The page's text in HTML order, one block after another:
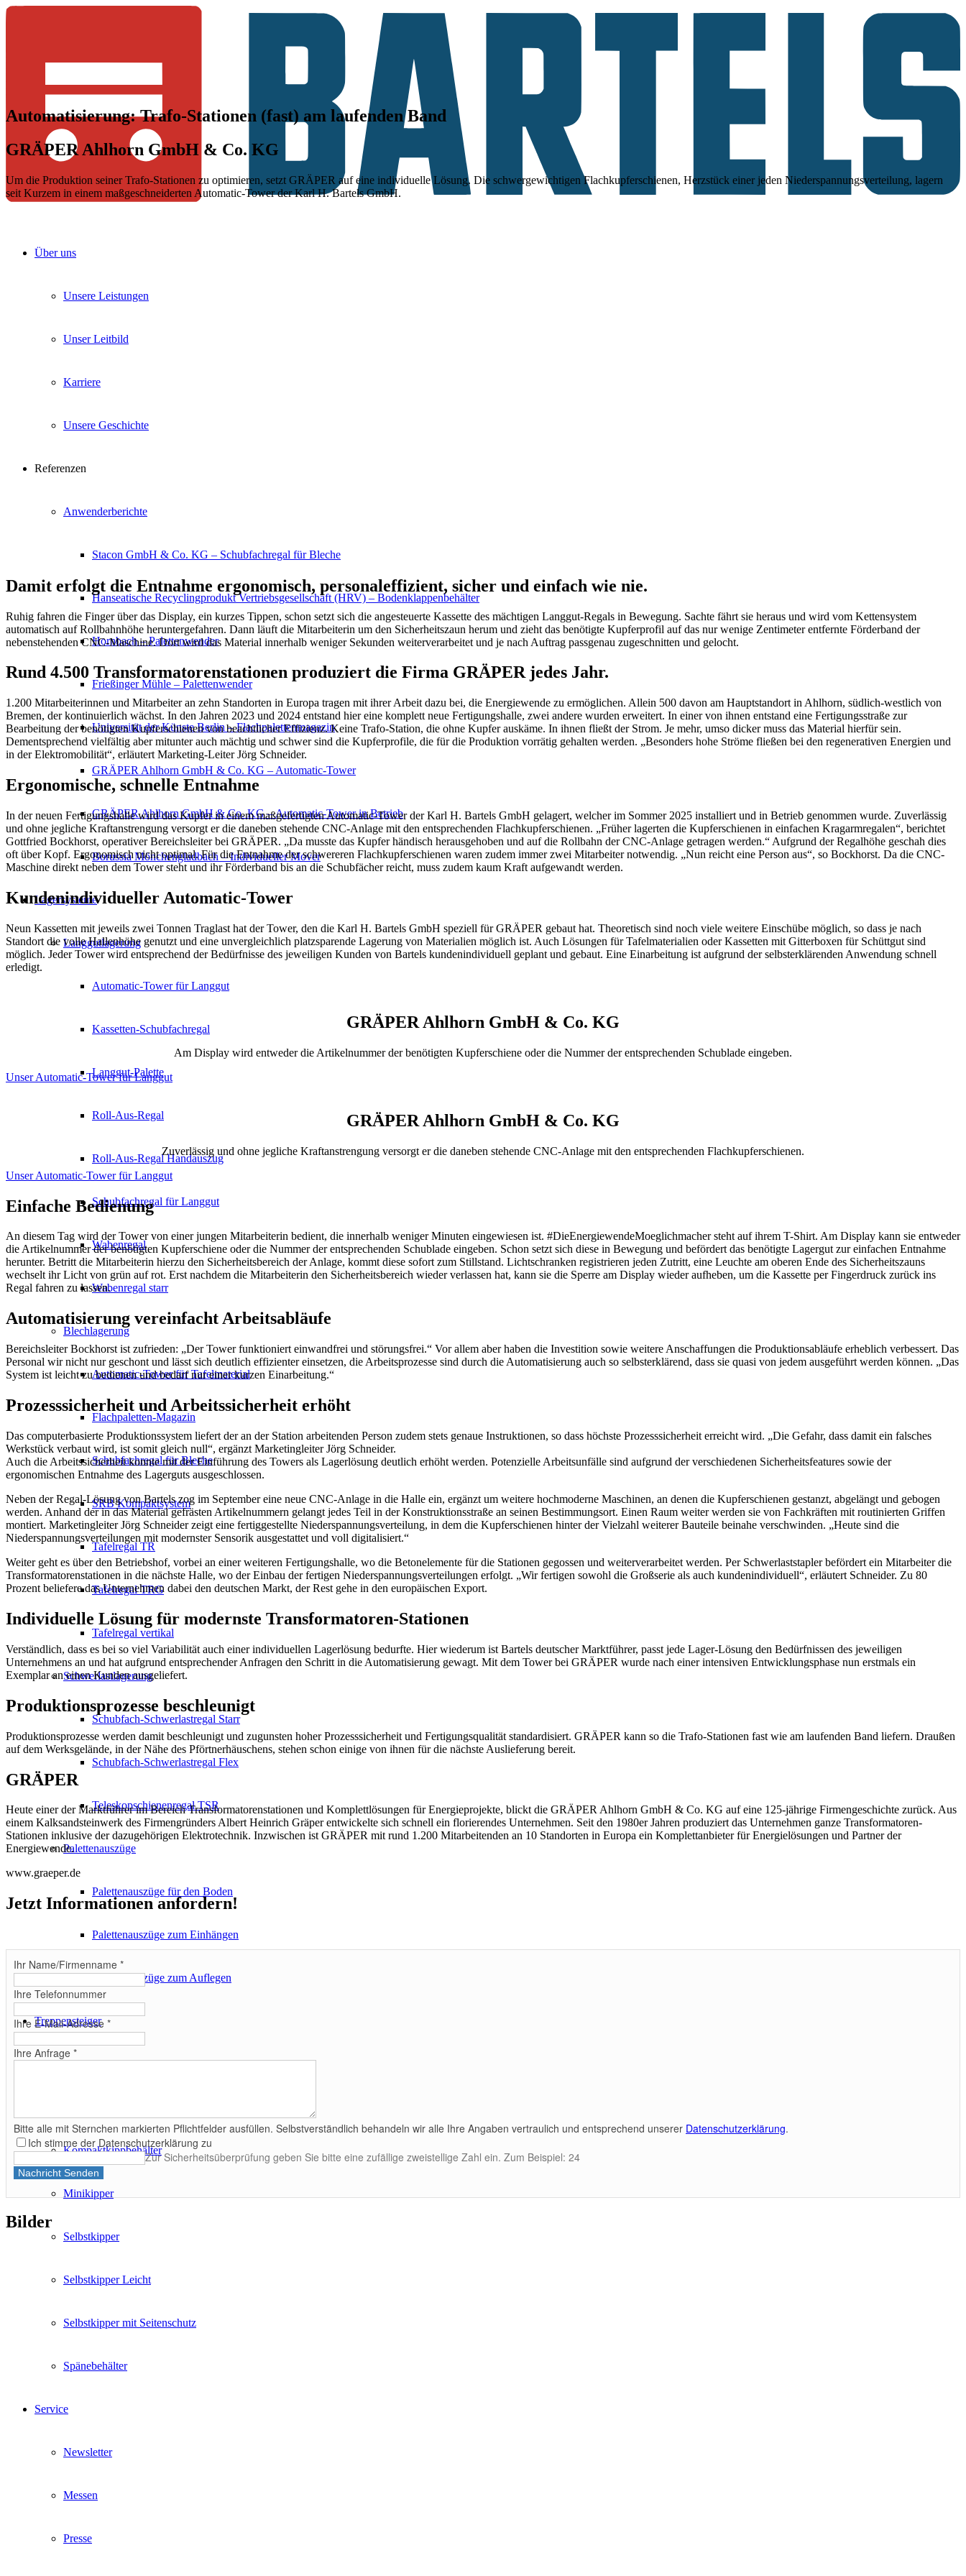
Über uns
Unsere Leistungen
Unser Leitbild
Karriere
Unsere Geschichte
Referenzen
Anwenderberichte
Stacon GmbH & Co. KG – Schubfachregal für Bleche
Hanseatische Recyclingprodukt Vertriebsgesellschaft (HRV) – Bodenklappenbehälter
Hornbach – Palettenwender
Frießinger Mühle – Palettenwender
Universität der Künste Berlin – Flachpalettenmagazin
GRÄPER Ahlhorn GmbH & Co. KG – Automatic-Tower
GRÄPER Ahlhorn GmbH & Co. KG – Automatic-Tower in Betrieb
Borussia Mönchengladbach – Individueller Mover
Lagersysteme
Langgutlagerung
Automatic-Tower für Langgut
Kassetten-Schubfachregal
Langgut-Palette
Roll-Aus-Regal
Roll-Aus-Regal Handauszug
Schubfachregal für Langgut
Wabenregal
Wabenregal starr
Blechlagerung
Automatic-Tower für Tafelmaterial
Flachpaletten-Magazin
Schubfachregal für Bleche
SRB Kompaktsystem
Tafelregal TR
Tafelregal TRG
Tafelregal vertikal
Schwerlastlagerung
Schubfach-Schwerlastregal Starr
Schubfach-Schwerlastregal Flex
Teleskopschienenregal TSR
Palettenauszüge
Palettenauszüge für den Boden
Palettenauszüge zum Einhängen
Palettenauszüge zum Auflegen
Treppensteiger
Behälter & Kipper
Kompaktkippbehälter
Minikipper
Selbstkipper
Selbstkipper Leicht
Selbstkipper mit Seitenschutz
Spänebehälter
Service
Newsletter
Messen
Presse
Automatisierung: Trafo-Stationen (fast) am laufenden Band
GRÄPER Ahlhorn GmbH & Co. KG
Um die Produktion seiner Trafo-Stationen zu optimieren, setzt GRÄPER auf eine individuelle Lösung. Die schwergewichtigen Flachkupferschienen, Herzstück einer jeden Niederspannungsverteilung, lagern
seit Kurzem in einem maßgeschneiderten Automatic-Tower der Karl H. Bartels GmbH.
Damit erfolgt die Entnahme ergonomisch, personaleffizient, sicher und einfach wie nie.
Ruhig fahren die Finger über das Display, ein kurzes Tippen, schon setzt sich die angesteuerte Kassette des mächtigen Langgut-Regals in Bewegung. Sachte fährt sie heraus und wird vom Kettensystem
automatisch auf Rollbahnhöhe heruntergefahren. Dann läuft die Mitarbeiterin um den Sicherheitszaun herum und zieht das benötigte Kupferprofil auf das nur wenige Zentimeter entfernte Förderband der
nebenstehenden CNC-Maschine. Dort wird das Material innerhalb weniger Sekunden weiterverarbeitet und je nach Auftrag passgenau zugeschnitten und gelocht.
Rund 4.500 Transformatorenstationen produziert die Firma GRÄPER jedes Jahr.
1.200 Mitarbeiterinnen und Mitarbeiter an zehn Standorten in Europa tragen mit ihrer Arbeit dazu bei, die Energiewende zu ermöglichen. Allein 500 davon am Hauptstandort in Ahlhorn, südlich-westlich von
Bremen, der kontinuierlich wächst. In den Jahren 2023 und 2024 entstand hier eine komplett neue Fertigungshalle, zwei andere wurden erweitert. In einer von ihnen entstand eine Fertigungsstraße zur
Bearbeitung der benötigten Kupferschienen von beachtlicher Effizienz. Keine Trafo-Station, die ohne Kupfer auskäme. In ihnen fließt der Strom. Je mehr, umso dicker muss das Material hierfür sein.
Dementsprechend vielfältig aber mitunter auch mächtig und schwer sind die Kupferprofile, die für die Produktion vorrätig gehalten werden. „Besonders hohe Ströme fließen bei den regenerativen Energien und
in der Elektromobilität“, erläutert Marketing-Leiter Jörg Schneider.
Ergonomische, schnelle Entnahme
In der neuen Fertigungshalle wird das Kupfer in einem maßgefertigten Automatic-Tower der Karl H. Bartels GmbH gelagert, welcher im Sommer 2025 installiert und in Betrieb genommen wurde. Zuverlässig
und ohne jegliche Kraftanstrengung versorgt er die daneben stehende CNC-Anlage mit den entsprechenden Flachkupferschienen. „Früher lagerten die Kupferschienen in einfachen Kragarmregalen“, berichtet
Gottfried Bockhorst, operativer Bereichsleiter bei GRÄPER. „Da musste das Kupfer händisch herausgehoben und auf die Rollbahn der CNC-Anlage getragen werden.“ Aufgrund der Regalhöhe geschah dies
oft über Kopf. Ergonomisch nicht optimal. Für die Entnahme der schwereren Flachkupferschienen waren zudem immer zwei Mitarbeiter notwendig. „Nun reicht eine Person aus“, so Bockhorst. Da die CNC-
Maschine direkt neben dem Tower steht und ihr Förderband bis an die Schubfächer reicht, muss zudem kaum Kraft aufgewandt werden.
Kundenindividueller Automatic-Tower
Neun Kassetten mit jeweils zwei Tonnen Traglast hat der Tower, den die Karl H. Bartels GmbH speziell für GRÄPER gebaut hat. Theoretisch sind noch viele weitere Einschübe möglich, so dass je nach
Standort die volle Hallenhöhe genutzt und eine unvergleichlich platzsparende Lagerung von Materialien möglich ist. Auch Lösungen für Tafelmaterialien oder Kassetten mit Gitterboxen für Schüttgut sind
möglich. Jeder Tower wird entsprechend der Bedürfnisse des jeweiligen Kunden von Bartels kundenindividuell geplant und gebaut. Eine Einarbeitung ist aufgrund der selbsterklärenden Anwendung schnell
erledigt.
GRÄPER Ahlhorn GmbH & Co. KG
Am Display wird entweder die Artikelnummer der benötigten Kupferschiene oder die Nummer der entsprechenden Schublade eingeben.
Unser Automatic-Tower für Langgut
GRÄPER Ahlhorn GmbH & Co. KG
Zuverlässig und ohne jegliche Kraftanstrengung versorgt er die daneben stehende CNC-Anlage mit den entsprechenden Flachkupferschienen.
Unser Automatic-Tower für Langgut
Einfache Bedienung
An diesem Tag wird der Tower von einer jungen Mitarbeiterin bedient, die innerhalb weniger Minuten eingewiesen ist. #DieEnergiewendeMoeglichmacher steht auf ihrem T-Shirt. Am Display kann sie entweder
die Artikelnummer der benötigten Kupferschiene oder die Nummer der entsprechenden Schublade eingeben. Schon setzt sich diese in Bewegung und befördert das benötigte Lagergut zur einfachen Entnahme
herunter. Betritt die Mitarbeiterin hierzu den Sicherheitsbereich der Anlage, kommt diese sofort zum Stillstand. Lichtschranken registrieren jeden Zutritt, eine Leuchte am oberen Ende des Sicherheitszauns
wechselt ihr Licht von grün auf rot. Erst nachdem die Mitarbeiterin den Sicherheitsbereich wieder verlassen hat, kann sie die Sperre am Display wieder aufheben, um die Kassette per Fingerdruck zurück ins
Regal fahren zu lassen.
Automatisierung vereinfacht Arbeitsabläufe
Bereichsleiter Bockhorst ist zufrieden: „Der Tower funktioniert einwandfrei und störungsfrei.“ Vor allem aber haben die Investition sowie weitere Anschaffungen die Produktionsabläufe erheblich verbessert. Das
Personal wir nicht nur geschont und lässt sich deutlich effizienter einsetzen, die Arbeitsprozesse sind durch die Automatisierung auch so selbsterklärend, dass sie quasi von jedem ausgeführt werden können. „Das
System ist leicht zu bedienen und bedarf nur einer kurzen Einarbeitung.“
Prozesssicherheit und Arbeitssicherheit erhöht
Das computerbasierte Produktionssystem liefert der an der Station arbeitenden Person zudem stets genaue Instruktionen, so dass höchste Prozesssicherheit erreicht wird. „Die Gefahr, dass damit ein falsches
Werkstück verbaut wird, ist somit gleich null“, ergänzt Marketingleiter Jörg Schneider.
Auch die Arbeitssicherheit konnte mit der Einführung des Towers als Lagerlösung deutlich erhöht werden. Potenzielle Arbeitsunfälle sind aufgrund der verschiedenen Sicherheitsfeatures sowie der
ergonomischen Entnahme des Lagerguts ausgeschlossen.
Neben der Regal-Lösung von Bartels zog im September eine neue CNC-Anlage in die Halle ein, ergänzt um weitere hochmoderne Maschinen, an denen die Kupferschienen gestanzt, abgelängt und gebogen
werden. Anhand der in das Material gefrästen Artikelnummern gelangt jedes Teil in der Konstruktionsstraße an seinen Bestimmungsort. Einen Raum weiter werden sie von Fachkräften mit routinierten Griffen
montiert. Marketingleiter Jörg Schneider zeigt eine fertiggestellte Niederspannungsverteilung, in dem die Kupferschienen hinter der Vielzahl weiterer Bauteile beinahe verschwinden. „Heute sind die
Niederspannungsverteilungen mit modernster Sensorik ausgestattet und voll digitalisiert.“
Weiter geht es über den Betriebshof, vorbei an einer weiteren Fertigungshalle, wo die Betonelemente für die Stationen gegossen und weiterverarbeitet werden. Per Schwerlaststapler befördert ein Mitarbeiter die
Transformatorenstationen in die nächste Halle, wo der Einbau der fertigen Niederspannungsverteilungen erfolgt. „Wir fertigen sowohl die Großserie als auch kundenindividuell“, erläutert Schneider. Zu 80
Prozent beliefere das Unternehmen dabei den deutschen Markt, der Rest gehe in den europäischen Export.
Individuelle Lösung für modernste Transformatoren-Stationen
Verständlich, dass es bei so viel Variabilität auch einer individuellen Lagerlösung bedurfte. Hier wiederum ist Bartels deutscher Marktführer, passt jede Lager-Lösung den Bedürfnissen des jeweiligen
Unternehmens an und hat aufgrund entsprechender Anfragen den Schritt in die Automatisierung gewagt. Mit dem Tower bei GRÄPER wurde nach einer intensiven Entwicklungsphase nun erstmals ein
Exemplar an einen Kunden ausgeliefert.
Produktionsprozesse beschleunigt
Produktionsprozesse werden damit beschleunigt und zugunsten hoher Prozesssicherheit und Fertigungsqualität standardisiert. GRÄPER kann so die Trafo-Stationen fast wie am laufenden Band liefern. Draußen
auf dem Werksgelände, in der Nähe des Pförtnerhäuschens, stehen schon einige von ihnen für die nächste Auslieferung bereit.
GRÄPER
Heute einer der Marktführer im Bereich Transformatorenstationen und Komplettlösungen für Energieprojekte, blickt die GRÄPER Ahlhorn GmbH & Co. KG auf eine 125-jährige Firmengeschichte zurück. Aus
einem Kalksandsteinwerk des Firmengründers Albert Heinrich Gräper entwickelte sich schnell ein florierendes Unternehmen. Seit den 1980er Jahren produziert das Unternehmen ganze Transformatoren-
Stationen inklusive der dazugehörigen Elektrotechnik. Inzwischen ist GRÄPER mit rund 1.200 Mitarbeitenden an 10 Standorten in Europa ein Komplettanbieter für Energielösungen und Partner der
Energiewende.
www.graeper.de
Jetzt Informationen anfordern!
Ihr Name/Firmenname *
Ihre Telefonnummer
Ihre E-Mail-Adresse *
Ihre Anfrage *
Bitte alle mit Sternchen markierten Pflichtfelder ausfüllen. Selbstverständlich behandeln wir alle Ihre Angaben vertraulich und entsprechend unserer Datenschutzerklärung.
Ich stimme der Datenschutzerklärung zu
Zur Sicherheitsüberprüfung geben Sie bitte eine zufällige zweistellige Zahl ein. Zum Beispiel: 24
Nachricht Senden
Bilder